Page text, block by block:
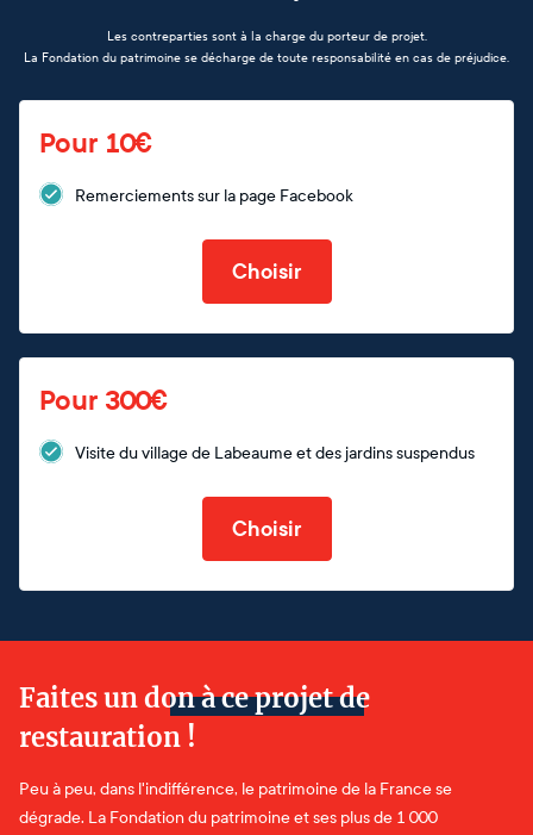
Les contreparties sont à la charge du porteur de projet.
La Fondation du patrimoine se décharge de toute responsabilité en cas de préjudice.
Pour 10€
Remerciements sur la page Facebook
Choisir
Pour 300€
Visite du village de Labeaume et des jardins suspendus
Choisir
Faites un don à ce projet de
restauration !
Peu à peu, dans l'indifférence, le patrimoine de la France se
dégrade. La Fondation du patrimoine et ses plus de 1 000